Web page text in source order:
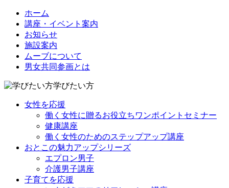
ホーム
講座・イベント案内
お知らせ
施設案内
ムーブについて
男女共同参画とは
学びたい方
女性を応援
働く女性に贈るお役立ちワンポイントセミナー
健康講座
働く女性のためのステップアップ講座
おとこの魅力アップシリーズ
エプロン男子
介護男子講座
子育てを応援